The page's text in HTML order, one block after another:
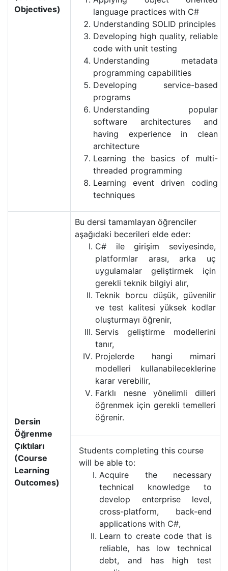
Objectives)
language practices with C#
Understanding SOLID principles
Developing high quality, reliable
code with unit testing
Understanding metadata
programming capabilities
Developing service-based
programs
Understanding popular
software architectures and
having experience in clean
architecture
Learning the basics of multi-
threaded programming
Learning event driven coding
techniques
Dersin
Öğrenme
Çıktıları
(Course
Learning
Outcomes)
Bu dersi tamamlayan öğrenciler
aşağıdaki becerileri elde eder:
C# ile girişim seviyesinde,
platformlar arası, arka uç
uygulamalar geliştirmek için
gerekli teknik bilgiyi alır,
Teknik borcu düşük, güvenilir
ve test kalitesi yüksek kodlar
oluşturmayı öğrenir,
Servis geliştirme modellerini
tanır,
Projelerde hangi mimari
modelleri kullanabileceklerine
karar verebilir,
Farklı nesne yönelimli dilleri
öğrenmek için gerekli temelleri
öğrenir.
Students completing this course
will be able to:
Acquire the necessary
technical knowledge to
develop enterprise level,
cross-platform, back-end
applications with C#,
Learn to create code that is
reliable, has low technical
debt, and has high test